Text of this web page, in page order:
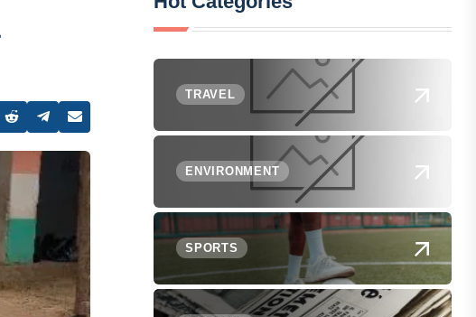
TRAVEL
ENVIRONMENT
SPORTS